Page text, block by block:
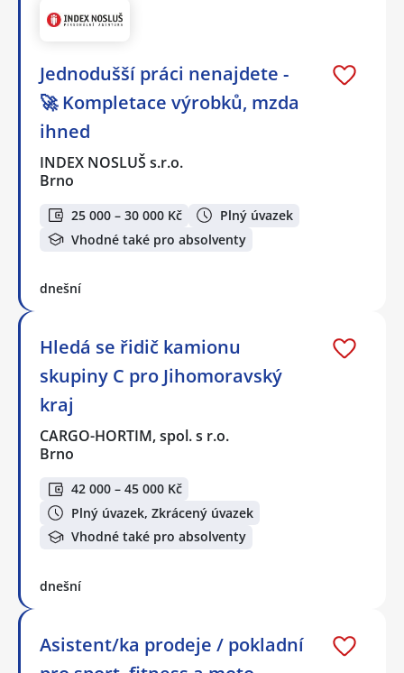
Jednodušší práci nenajdete -
🚀 Kompletace výrobků, mzda
ihned
INDEX NOSLUŠ s.r.o.
Brno
25 000 – 30 000 Kč
Plný úvazek
Vhodné také pro absolventy
dnešní
Hledá se řidič kamionu
skupiny C pro Jihomoravský
kraj
CARGO-HORTIM, spol. s r.o.
Brno
42 000 – 45 000 Kč
Plný úvazek, Zkrácený úvazek
Vhodné také pro absolventy
dnešní
Asistent/ka prodeje / pokladní